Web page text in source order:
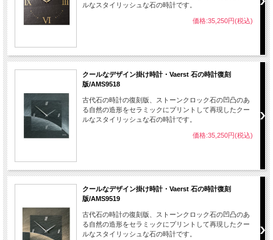
ルなスタイリッシュな石の時計です。
価格:35,250円(税込)
クールなデザイン掛け時計・Vaerst 石の時計復刻
版/AMS9518
古代石の時計の復刻版、ストーンクロック石の凹凸のあ
る自然の造形をセラミックにプリントして再現したクー
ルなスタイリッシュな石の時計です。
価格:35,250円(税込)
クールなデザイン掛け時計・Vaerst 石の時計復刻
版/AMS9519
古代石の時計の復刻版、ストーンクロック石の凹凸のあ
る自然の造形をセラミックにプリントして再現したクー
ルなスタイリッシュな石の時計です。